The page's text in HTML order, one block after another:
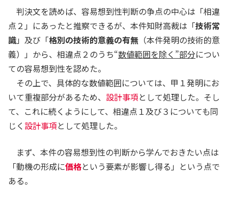
原料として、近年多く用いられている、油脂由来の
偶数の炭素からなる直鎖の炭化水素基を有する天然
アルコール（炭素数１２及び１４の直鎖アルコー
ル）を用いることは、当業者が当然に想起するもの
であるといえる。
エ 甲１発明において、ＮＩ（７ＥＯ）の含有量は
「５～２５ｗｔ％」とされているところ、特定され
た範囲内で含有量を規定することは、当業者の設計
事項にすぎないというべきである。
いて、本件出願日当時の技術常識を考慮し、「Ｃ１
２からＣ１５のアルキル鎖」として天然アルコール
（炭素数１２及び１４の直鎖アルコール）由来の炭
判決文を読めば、容易想到性判断の争点の中心は「相違
点２」にあったと推察できるが、本件知財高裁は「技術常
識」及び「格別の技術的意義の有無 （本件発明の技術的意
義）」から、相違点２のうち“数値範囲を除く”部分につい
ての容易想到性を認めた。
その上で、具体的な数値範囲については、甲１発明にお
いて重複部分があるため、 設計事項として処理した。そし
て、これに続くようにして、相違点１及び３についても同
じく 設計事項として処理した。
まず、本件の容易想到性の判断から学んでおきたい点は
「動機の形成に価格という要素が影響し得る」という点で
ある。